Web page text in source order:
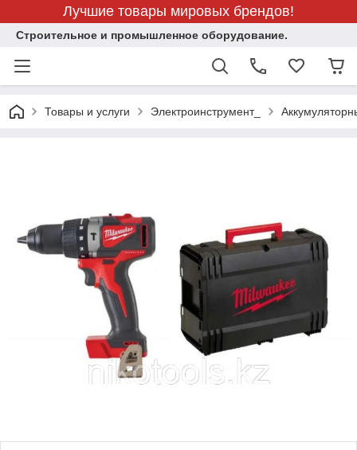
Лучшие товары мировых брендов!
Строительное и промышленное оборудование.
Товары и услуги Электроинструмент_